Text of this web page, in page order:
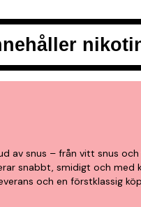
av snus – från vitt snus
snabbt, smidigt och med
och en förstklassig